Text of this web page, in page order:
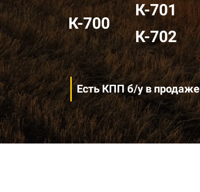
К-700
К-701
К-702
Есть КПП б/у в продаже